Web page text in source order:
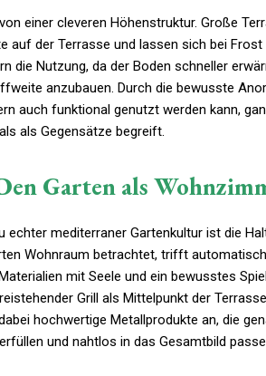
einer cleveren Höhenstruktur. Große
auf der Terrasse und lassen sich bei
die Nutzung, da der Boden schneller
anzubauen. Durch die bewusste
auch funktional genutzt werden kann,
als Gegensätze begreift.
Garten als
echter mediterraner Gartenkultur ist die
Wohnraum betrachtet, trifft
mit Seele und ein bewusstes
Grill als Mittelpunkt der
hochwertige Metallprodukte an, die
und nahtlos in das Gesamtbild